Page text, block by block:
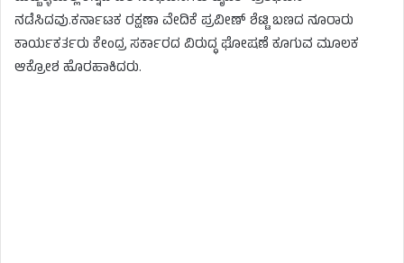
ನಡೆಸಿದವು.ಕರ್ನಾಟಕ ರಕ್ಷಣಾ ವೇದಿಕೆ ಪ್ರವೀಣ್ ಶೆಟ್ಟಿ ಬಣದ ನೂರಾರು
ಕಾರ್ಯಕರ್ತರು ಕೇಂದ್ರ ಸರ್ಕಾರದ ವಿರುದ್ಧ ಘೋಷಣೆ ಕೂಗುವ ಮೂಲಕ
ಆಕ್ರೋಶ ಹೊರಹಾಕಿದರು.